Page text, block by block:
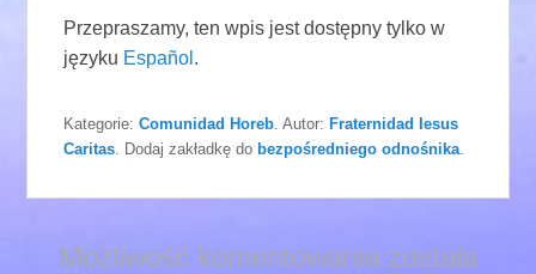
Przepraszamy, ten wpis jest dostępny tylko w
języku Español .
Kategorie:Comunidad Horeb . Autor:Fraternidad Iesus
Caritas . Dodaj zakładkę do bezpośredniego odnośnika
Możliwość komentowania została